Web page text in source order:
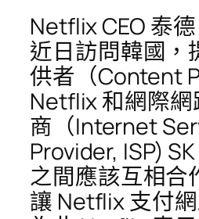
Netflix CEO 泰
近日訪問韓國，
供者（Content
Netflix 和網際
商（Internet
Provider, ISP)
之間應該互相合
讓 Netflix 支付